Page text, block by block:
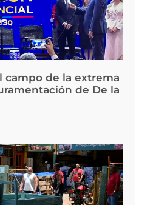
campo de la extrema
de De la